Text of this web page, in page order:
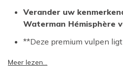
Verander uw
Waterman Hémisphère
**Deze premium vulpen
Meer lezen...